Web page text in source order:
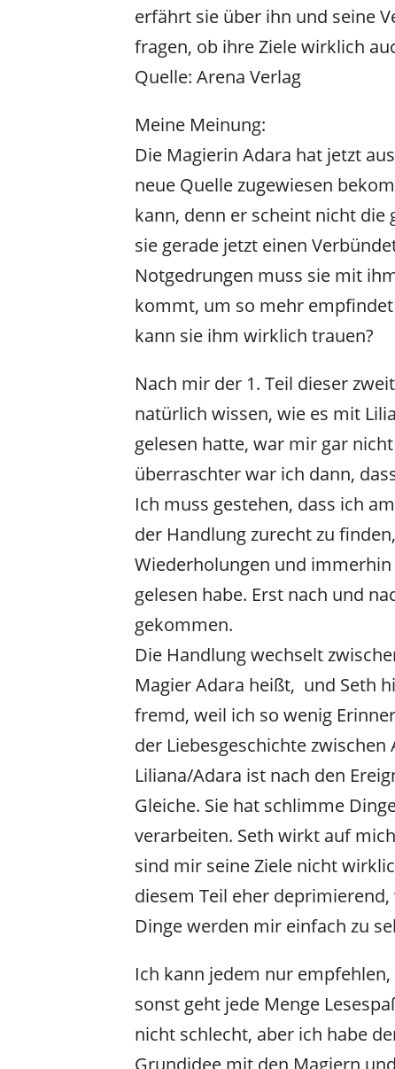
erfährt sie über ihn und seine
fragen, ob ihre Ziele wirklich
Quelle: Arena Verlag
Meine Meinung:
Die Magierin Adara hat jetzt
neue Quelle zugewiesen
kann, denn er scheint nicht die
sie gerade jetzt einen
Notgedrungen muss sie mit
kommt, um so mehr
kann sie ihm wirklich trauen?
Nach mir der 1. Teil dieser
natürlich wissen, wie es mit
gelesen hatte, war mir gar
überraschter war ich dann,
Ich muss gestehen, dass ich
der Handlung zurecht zu
Wiederholungen und immerhin
gelesen habe. Erst nach und
gekommen.
Die Handlung wechselt
Magier Adara heißt, und Seth
fremd, weil ich so wenig
der Liebesgeschichte
Liliana/Adara ist nach den
Gleiche. Sie hat schlimme
verarbeiten. Seth wirkt auf
sind mir seine Ziele nicht
diesem Teil eher
Dinge werden mir einfach zu
Ich kann jedem nur
sonst geht jede Menge
nicht schlecht, aber ich habe
Grundidee mit den Magiern